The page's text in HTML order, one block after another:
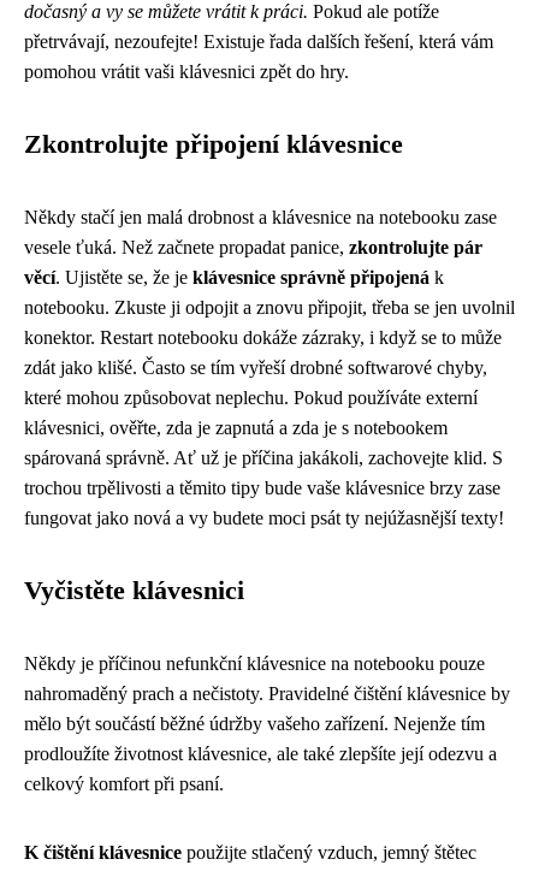
dočasný a vy se můžete vrátit k práci. Pokud ale potíže
přetrvávají, nezoufejte! Existuje řada dalších řešení, která vám
pomohou vrátit vaši klávesnici zpět do hry.
Zkontrolujte připojení klávesnice
Někdy stačí jen malá drobnost a klávesnice na notebooku zase
vesele ťuká. Než začnete propadat panice, zkontrolujte pár
věcí. Ujistěte se, že je klávesnice správně připojená k
notebooku. Zkuste ji odpojit a znovu připojit, třeba se jen uvolnil
konektor. Restart notebooku dokáže zázraky, i když se to může
zdát jako klišé. Často se tím vyřeší drobné softwarové chyby,
které mohou způsobovat neplechu. Pokud používáte externí
klávesnici, ověřte, zda je zapnutá a zda je s notebookem
spárovaná správně. Ať už je příčina jakákoli, zachovejte klid. S
trochou trpělivosti a těmito tipy bude vaše klávesnice brzy zase
fungovat jako nová a vy budete moci psát ty nejúžasnější texty!
Vyčistěte klávesnici
Někdy je příčinou nefunkční klávesnice na notebooku pouze
nahromaděný prach a nečistoty. Pravidelné čištění klávesnice by
mělo být součástí běžné údržby vašeho zařízení. Nejenže tím
prodloužíte životnost klávesnice, ale také zlepšíte její odezvu a
celkový komfort při psaní.
K čištění klávesnice použijte stlačený vzduch, jemný štětec